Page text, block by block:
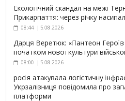
Екологічний скандал на межі
Прикарпаття: через річку
08:44 | 5.08.2026
Дарця Веретюк: «Пантеон Героїв
початком нової культури
08:00 | 5.08.2026
росія атакувала логістичну
Укрзалізниця повідомила про
платформи